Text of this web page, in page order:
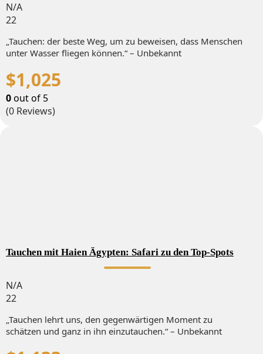
N/A
22
„Tauchen: der beste Weg, um zu beweisen, dass Menschen
unter Wasser fliegen können.“ – Unbekannt
$1,025
0out of 5
(0 Reviews)
Tauchen mit Haien Ägypten: Safari zu den Top-Spots
N/A
22
„Tauchen lehrt uns, den gegenwärtigen Moment zu
schätzen und ganz in ihn einzutauchen.“ – Unbekannt